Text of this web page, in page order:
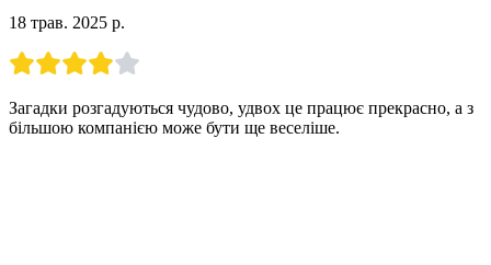
18 трав. 2025 р.
Загадки розгадуються чудово, удвох це працює прекрасно, а з
більшою компанією може бути ще веселіше.